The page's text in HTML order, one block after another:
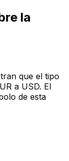
la
que el tipo
a USD. El
de esta